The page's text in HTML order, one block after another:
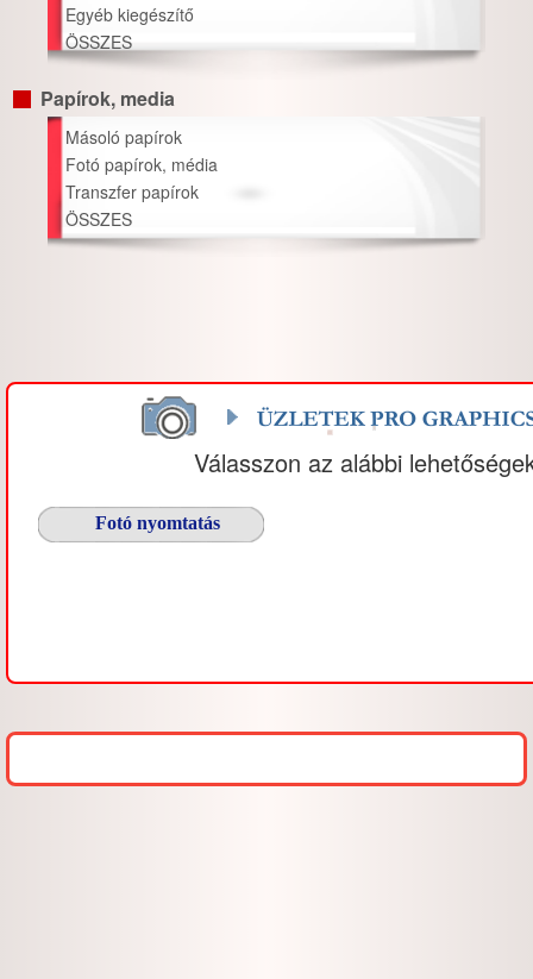
Egyéb kiegészítő
ÖSSZES
Papírok, media
Másoló papírok
Fotó papírok, média
Transzfer papírok
ÖSSZES
Válasszon az alábbi
Fotó nyomtatás